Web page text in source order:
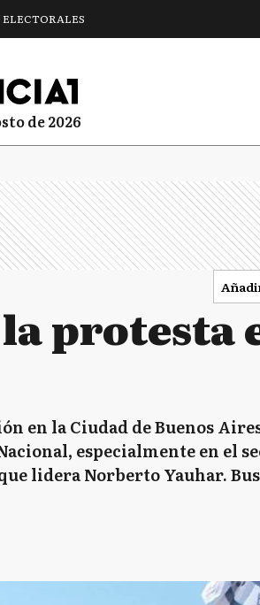
ELECTORALES
de 2026
protesta
en la Ciudad de Buenos
especialmente en el
lidera Norberto Yauhar.